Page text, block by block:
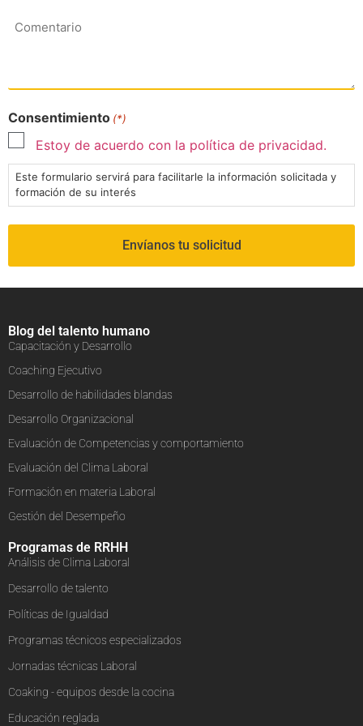
Consentimiento (*)
Estoy de acuerdo con la política de privacidad.
Este formulario servirá para facilitarle la información solicitada y
formación de su interés
Blog del talento humano
Capacitación y Desarrollo
Coaching Ejecutivo
Desarrollo de habilidades blandas
Desarrollo Organizacional
Evaluación de Competencias y comportamiento
Evaluación del Clima Laboral
Formación en materia Laboral
Gestión del Desempeño
Programas de RRHH
Análisis de Clima Laboral
Desarrollo de talento
Políticas de Igualdad
Programas técnicos especializados
Jornadas técnicas Laboral
Coaking - equipos desde la cocina
Educación reglada